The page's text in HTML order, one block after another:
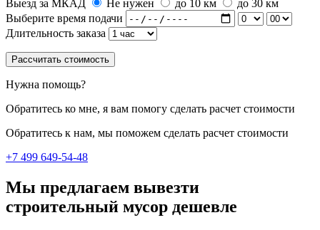
Выезд за МКАД Не нужен до 10 км
до 30 км
Выберите время подачи
Длительность заказа
Рассчитать стоимость
Нужна помощь?
Обратитесь ко мне, я вам помогу сделать расчет стоимости
Обратитесь к нам, мы поможем сделать расчет стоимости
+7 499 649-54-48
Мы предлагаем вывезти
строительный мусор дешевле